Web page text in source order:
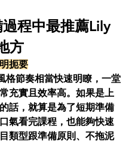
程中最推薦Lily
方
扼要
格節奏相當快速明瞭，一堂
充實且效率高。如果是上
話，就算是為了短期準備
氣看完課程，也能夠快速
類型跟準備原則、不拖泥